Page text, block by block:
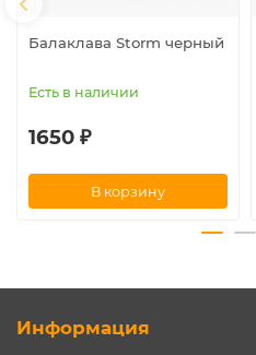
Балаклава Storm черный
Есть в наличии
1650 ₽
В корзину
Информация